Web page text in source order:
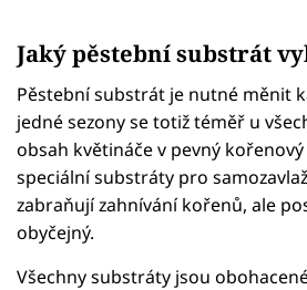
Jaký pěstební substrát
Pěstební substrát je nutné měnit
jedné sezony se totiž téměř u
obsah květináče v pevný
speciální substráty pro
zabraňují zahnívání kořenů, ale
obyčejný.
Všechny substráty jsou